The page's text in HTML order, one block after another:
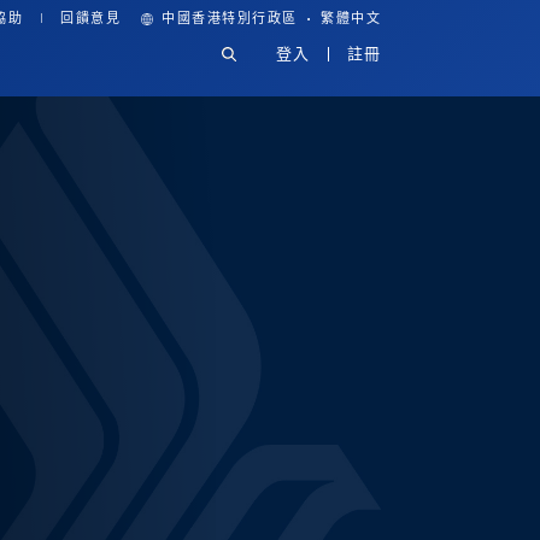
助 回饋意見 中國香港特別行政區 · 繁體中文
登入 註冊